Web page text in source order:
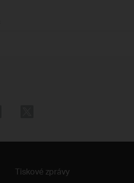
Tiskové zprávy